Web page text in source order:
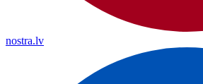
nostra.lv